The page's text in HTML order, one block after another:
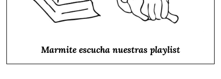
Marmite escucha nuestras playlist